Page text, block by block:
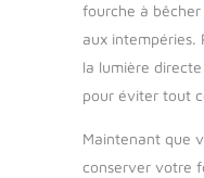
fourche à bêcher
aux intempéries.
la lumière
pour éviter tout
Maintenant que
conserver votre